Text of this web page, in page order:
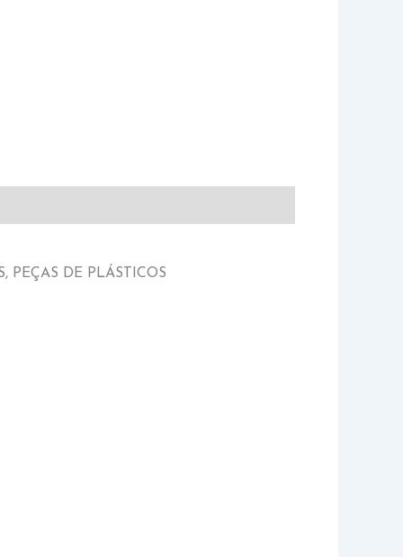
PEÇAS DE PLÁSTICOS